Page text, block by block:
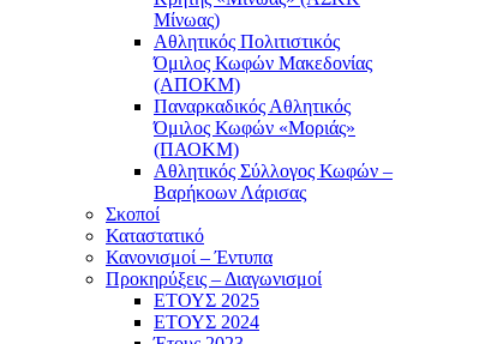
Μίνωας)
Αθλητικός Πολιτιστικός
Όμιλος Κωφών Μακεδονίας
(ΑΠΟΚΜ)
Παναρκαδικός Αθλητικός
Όμιλος Κωφών «Μοριάς»
(ΠΑΟΚΜ)
Αθλητικός Σύλλογος Κωφών –
Βαρήκοων Λάρισας
Σκοποί
Καταστατικό
Κανονισμοί – Έντυπα
Προκηρύξεις – Διαγωνισμοί
ΕΤΟΥΣ 2025
ΕΤΟΥΣ 2024